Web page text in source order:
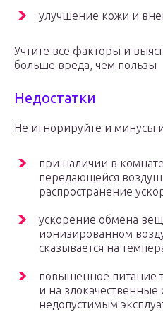
улучшение кожи и
Учтите все факторы и
больше вреда, чем пользы
Недостатки
Не игнорируйте и минусы
при наличии в
передающейся
распространение
ускорение обмена
ионизированном
сказывается на
повышенное питание
и на злокачественные
недопустимым